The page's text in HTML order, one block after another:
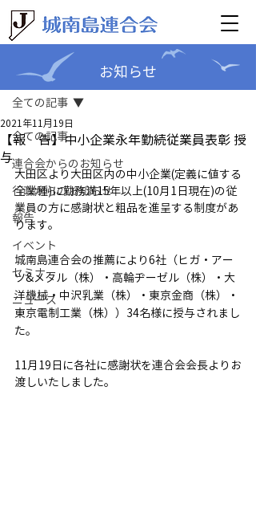
全ての記事
連合会からのお知らせ
行政からのお知らせ
報告
イベント
セミナー
ニュース
全ての記事
【報 告】中小企業永年勤続従業員表彰 授
与
2021年11月19日
大田区より大田区内の中小企業(定義に値する
全業種)に勤務満15年以上(10月1日現在)の従
業員の方に感謝状と粗品を進呈する制度があ
ります。
城南島連合会の推薦により6社（ヒガ・アー
ツ&メタル（株）・高輪ヂーゼル（株）・大
洋機械・中沢乳業（株）・東京金商（株）・
東京電制工業（株））34名様に授与されまし
た。
11月19日に各社に感謝状を連合会会長よりお
渡しいたしました。
お知らせ